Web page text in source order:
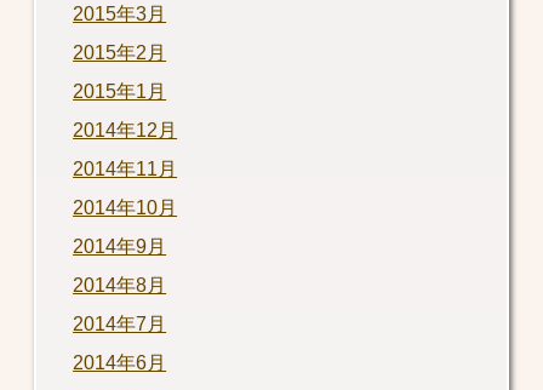
2015年3月
2015年2月
2015年1月
2014年12月
2014年11月
2014年10月
2014年9月
2014年8月
2014年7月
2014年6月